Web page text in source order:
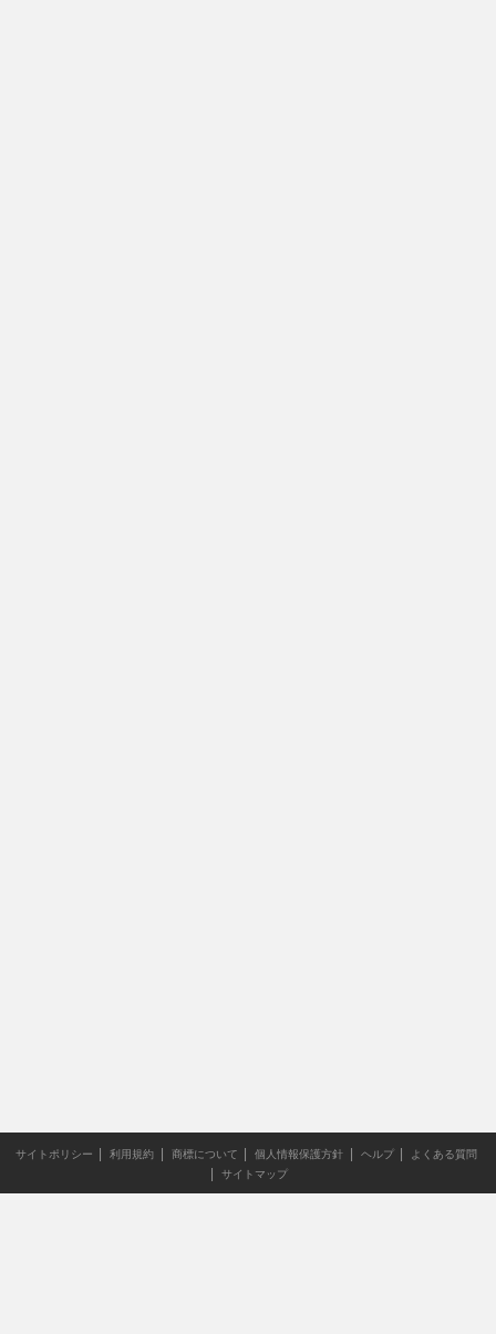
サイトポリシー 利用規約 商標について 個人情報保護方針 ヘルプ
よくある質問
サイトマップ